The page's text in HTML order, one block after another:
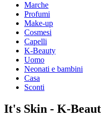
Marche
Profumi
Make-up
Cosmesi
Capelli
K-Beauty
Uomo
Neonati e bambini
Casa
Sconti
It's Skin - K-